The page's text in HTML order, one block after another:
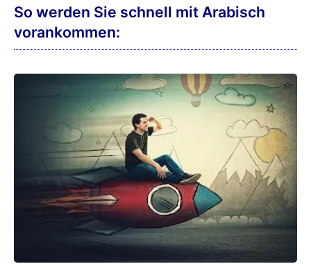
So werden Sie schnell mit Arabisch
vorankommen: